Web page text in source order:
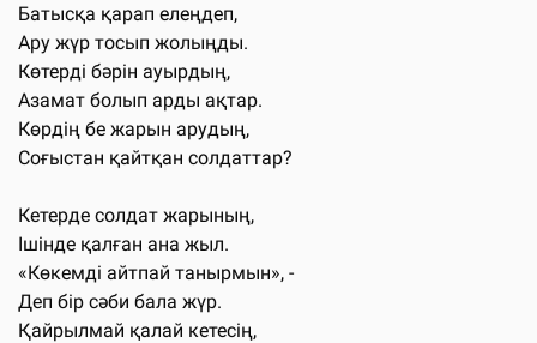
Батысқа қарап елеңдеп,
Ару жүр тосып жолыңды.
Көтерді бәрін ауырдың,
Азамат болып арды ақтар.
Көрдің бе жарын арудың,
Соғыстан қайтқан солдаттар?
Кетерде солдат жарының,
Ішінде қалған ана жыл.
«Көкемді айтпай танырмын», -
Деп бір сәби бала жүр.
Қайрылмай қалай кетесің,